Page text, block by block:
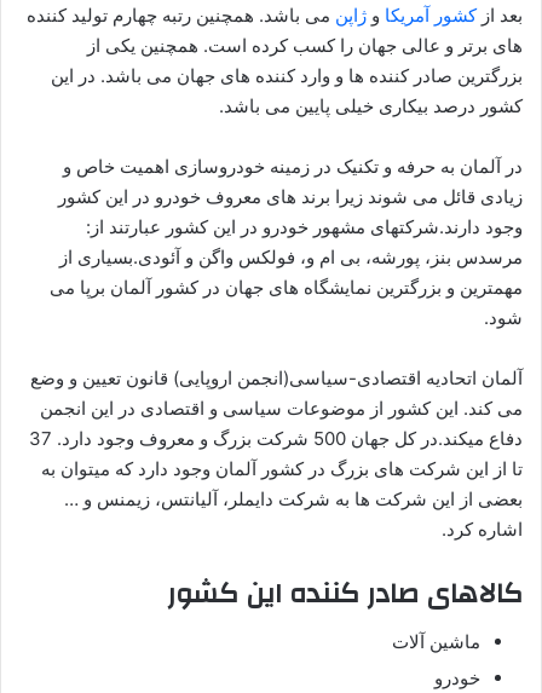
بعد ازکشور آمریکا و ژاپن می باشد. همچنین رتبه چهارم تولید کننده
های برتر و عالی جهان را کسب کرده است. همچنین یکی از
بزرگترین صادر کننده ها و وارد کننده های جهان می باشد. در این
کشور درصد بیکاری خیلی پایین می باشد.
در آلمان به حرفه و تکنیک در زمینه خودروسازی اهمیت خاص و
زیادی قائل می شوند زیرا برند های معروف خودرو در این کشور
وجود دارند.شرکتهای مشهور خودرو در این کشور عبارتند از:
مرسدس بنز، پورشه، بی ام و، فولکس واگن و آئودی.بسیاری از
مهمترین و بزرگترین نمایشگاه های جهان در کشور آلمان برپا می
شود.
آلمان اتحادیه اقتصادی-سیاسی(انجمن اروپایی) قانون تعیین و وضع
می کند. این کشور از موضوعات سیاسی و اقتصادی در این انجمن
دفاع میکند.در کل جهان 500 شرکت بزرگ و معروف وجود دارد. 37
تا از این شرکت های بزرگ در کشور آلمان وجود دارد که میتوان به
بعضی از این شرکت ها به شرکت دایملر، آلیانتس، زیمنس و …
اشاره کرد.
کالاهای صادر کننده این کشور
ماشین آلات
خودرو